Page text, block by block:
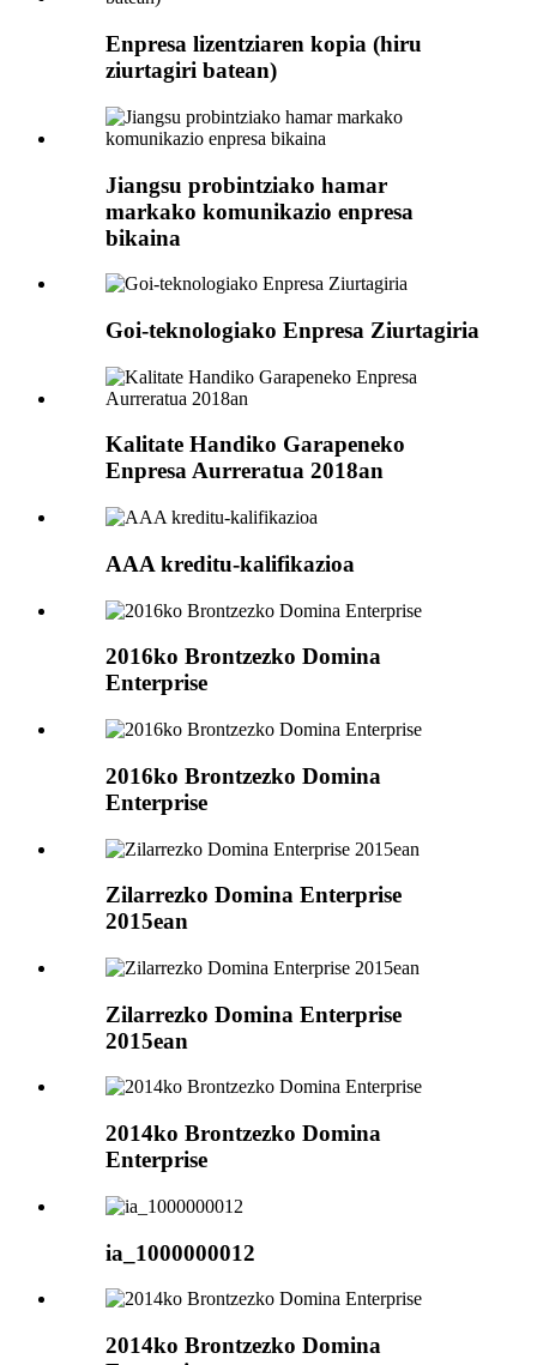
Enpresa lizentziaren kopia (hiru
ziurtagiri batean)
Jiangsu probintziako hamar
markako komunikazio enpresa
bikaina
Goi-teknologiako Enpresa Ziurtagiria
Kalitate Handiko Garapeneko
Enpresa Aurreratua 2018an
AAA kreditu-kalifikazioa
2016ko Brontzezko Domina
Enterprise
2016ko Brontzezko Domina
Enterprise
Zilarrezko Domina Enterprise
2015ean
Zilarrezko Domina Enterprise
2015ean
2014ko Brontzezko Domina
Enterprise
ia_1000000012
2014ko Brontzezko Domina